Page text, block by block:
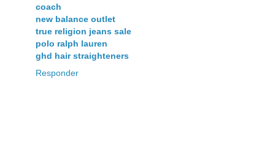
coach
new balance outlet
true religion jeans sale
polo ralph lauren
ghd hair straighteners
Responder